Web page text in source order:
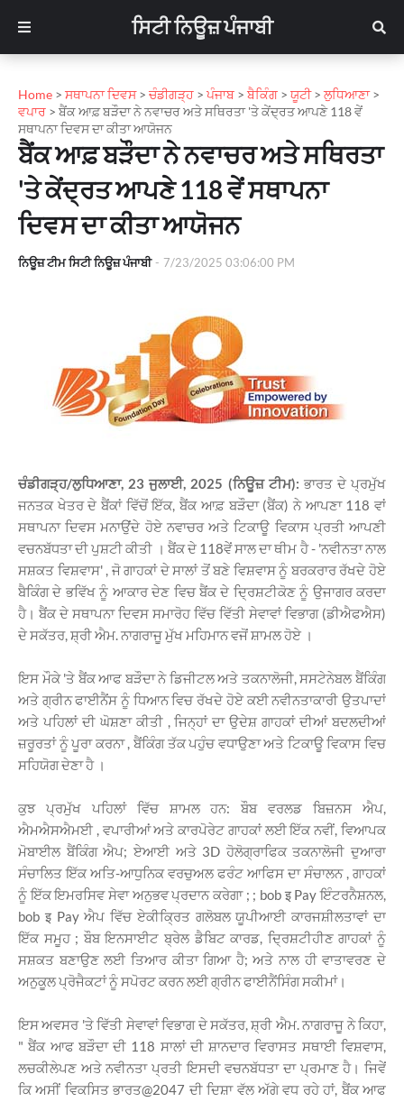
ਸਿਟੀ ਨਿਊਜ਼ ਪੰਜਾਬੀ
Home > ਸਥਾਪਨਾ ਦਿਵਸ> ਚੰਡੀਗੜ੍ਹ > ਪੰਜਾਬ > ਬੈਕਿੰਗ > ਯੂਟੀ>ਲੁਧਿਆਣਾ>
ਵਪਾਰ > ਬੈਂਕ ਆਫ਼ ਬੜੌਦਾ ਨੇ ਨਵਾਚਰ ਅਤੇ ਸਥਿਰਤਾ 'ਤੇ ਕੇਂਦ੍ਰਤ ਆਪਣੇ 118 ਵੇਂ
ਸਥਾਪਨਾ ਦਿਵਸ ਦਾ ਕੀਤਾ ਆਯੋਜਨ
ਬੈਂਕ ਆਫ਼ ਬੜੌਦਾ ਨੇ ਨਵਾਚਰ ਅਤੇ ਸਥਿਰਤਾ
'ਤੇ ਕੇਂਦ੍ਰਤ ਆਪਣੇ 118 ਵੇਂ ਸਥਾਪਨਾ
ਦਿਵਸ ਦਾ ਕੀਤਾ ਆਯੋਜਨ
ਨਿਊਜ਼ ਟੀਮ ਸਿਟੀ ਨਿਊਜ਼ ਪੰਜਾਬੀ - 7/23/2025 03:06:00 PM
ਚੰਡੀਗੜ੍ਹ/ਲੁਧਿਆਣਾ, 23 ਜੁਲਾਈ, 2025 (ਨਿਊਜ਼ ਟੀਮ): ਭਾਰਤ ਦੇ ਪ੍ਰਮੁੱਖ
ਜਨਤਕ ਖੇਤਰ ਦੇ ਬੈਂਕਾਂ ਵਿੱਚੋਂ ਇੱਕ, ਬੈਂਕ ਆਫ਼ ਬੜੌਦਾ (ਬੈਂਕ) ਨੇ ਆਪਣਾ 118 ਵਾਂ
ਸਥਾਪਨਾ ਦਿਵਸ ਮਨਾਉਂਦੇ ਹੋਏ ਨਵਾਚਰ ਅਤੇ ਟਿਕਾਊ ਵਿਕਾਸ ਪ੍ਰਤੀ ਆਪਣੀ
ਵਚਨਬੱਧਤਾ ਦੀ ਪੁਸ਼ਟੀ ਕੀਤੀ । ਬੈਂਕ ਦੇ 118ਵੇਂ ਸਾਲ ਦਾ ਥੀਮ ਹੈ - 'ਨਵੀਨਤਾ ਨਾਲ
ਸਸ਼ਕਤ ਵਿਸ਼ਵਾਸ' , ਜੋ ਗਾਹਕਾਂ ਦੇ ਸਾਲਾਂ ਤੋਂ ਬਣੇ ਵਿਸ਼ਵਾਸ ਨੂੰ ਬਰਕਰਾਰ ਰੱਖਦੇ ਹੋਏ
ਬੈਕਿੰਗ ਦੇ ਭਵਿੱਖ ਨੂੰ ਆਕਾਰ ਦੇਣ ਵਿਚ ਬੈਂਕ ਦੇ ਦ੍ਰਿਸ਼ਟੀਕੋਣ ਨੂੰ ਉਜਾਗਰ ਕਰਦਾ
ਹੈ। ਬੈਂਕ ਦੇ ਸਥਾਪਨਾ ਦਿਵਸ ਸਮਾਰੋਹ ਵਿੱਚ ਵਿੱਤੀ ਸੇਵਾਵਾਂ ਵਿਭਾਗ (ਡੀਐਫਐਸ)
ਦੇ ਸਕੱਤਰ, ਸ਼੍ਰੀ ਐਮ. ਨਾਗਰਾਜੂ ਮੁੱਖ ਮਹਿਮਾਨ ਵਜੋਂ ਸ਼ਾਮਲ ਹੋਏ ।
ਇਸ ਮੌਕੇ 'ਤੇ ਬੈਂਕ ਆਫ ਬੜੌਦਾ ਨੇ ਡਿਜੀਟਲ ਅਤੇ ਤਕਨਾਲੋਜੀ, ਸਸਟੇਨੇਬਲ ਬੈਂਕਿੰਗ
ਅਤੇ ਗ੍ਰੀਨ ਫਾਈਨੈਂਸ ਨੂੰ ਧਿਆਨ ਵਿਚ ਰੱਖਦੇ ਹੋਏ ਕਈ ਨਵੀਨਤਾਕਾਰੀ ਉਤਪਾਦਾਂ
ਅਤੇ ਪਹਿਲਾਂ ਦੀ ਘੋਸ਼ਣਾ ਕੀਤੀ , ਜਿਨ੍ਹਾਂ ਦਾ ਉਦੇਸ਼ ਗਾਹਕਾਂ ਦੀਆਂ ਬਦਲਦੀਆਂ
ਜ਼ਰੂਰਤਾਂ ਨੂੰ ਪੂਰਾ ਕਰਨਾ , ਬੈਂਕਿੰਗ ਤੱਕ ਪਹੁੰਚ ਵਧਾਉਣਾ ਅਤੇ ਟਿਕਾਊ ਵਿਕਾਸ ਵਿਚ
ਸਹਿਯੋਗ ਦੇਣਾ ਹੈ ।
ਕੁਝ ਪ੍ਰਮੁੱਖ ਪਹਿਲਾਂ ਵਿੱਚ ਸ਼ਾਮਲ ਹਨ: ਬੌਬ ਵਰਲਡ ਬਿਜ਼ਨਸ ਐਪ,
ਐਮਐਸਐਮਈ , ਵਪਾਰੀਆਂ ਅਤੇ ਕਾਰਪੋਰੇਟ ਗਾਹਕਾਂ ਲਈ ਇੱਕ ਨਵੀਂ, ਵਿਆਪਕ
ਮੋਬਾਈਲ ਬੈਂਕਿੰਗ ਐਪ; ਏਆਈ ਅਤੇ 3D ਹੋਲੋਗ੍ਰਾਫਿਕ ਤਕਨਾਲੋਜੀ ਦੁਆਰਾ
ਸੰਚਾਲਿਤ ਇੱਕ ਅਤਿ-ਆਧੁਨਿਕ ਵਰਚੁਅਲ ਫਰੰਟ ਆਫਿਸ ਦਾ ਸੰਚਾਲਨ , ਗਾਹਕਾਂ
ਨੂੰ ਇੱਕ ਇਮਰਸਿਵ ਸੇਵਾ ਅਨੁਭਵ ਪ੍ਰਦਾਨ ਕਰੇਗਾ ; ; bob इ Pay ਇੰਟਰਨੈਸ਼ਨਲ,
bob इ Pay ਐਪ ਵਿੱਚ ਏਕੀਕ੍ਰਿਤ ਗਲੋਬਲ ਯੂਪੀਆਈ ਕਾਰਜਸ਼ੀਲਤਾਵਾਂ ਦਾ
ਇੱਕ ਸਮੂਹ ; ਬੌਬ ਇਨਸਾਈਟ ਬ੍ਰੇਲ ਡੈਬਿਟ ਕਾਰਡ, ਦ੍ਰਿਸ਼ਟੀਹੀਣ ਗਾਹਕਾਂ ਨੂੰ
ਸਸ਼ਕਤ ਬਣਾਉਣ ਲਈ ਤਿਆਰ ਕੀਤਾ ਗਿਆ ਹੈ; ਅਤੇ ਨਾਲ ਹੀ ਵਾਤਾਵਰਣ ਦੇ
ਅਨੁਕੂਲ ਪ੍ਰੋਜੈਕਟਾਂ ਨੂੰ ਸਪੋਰਟ ਕਰਨ ਲਈ ਗ੍ਰੀਨ ਫਾਈਨੈਂਸਿੰਗ ਸਕੀਮਾਂ।
ਇਸ ਅਵਸਰ 'ਤੇ ਵਿੱਤੀ ਸੇਵਾਵਾਂ ਵਿਭਾਗ ਦੇ ਸਕੱਤਰ, ਸ਼੍ਰੀ ਐਮ. ਨਾਗਰਾਜੂ ਨੇ ਕਿਹਾ,
" ਬੈਂਕ ਆਫ ਬੜੌਦਾ ਦੀ 118 ਸਾਲਾਂ ਦੀ ਸ਼ਾਨਦਾਰ ਵਿਰਾਸਤ ਸਥਾਈ ਵਿਸ਼ਵਾਸ,
ਲਚਕੀਲੇਪਣ ਅਤੇ ਨਵੀਨਤਾ ਪ੍ਰਤੀ ਇਸਦੀ ਵਚਨਬੱਧਤਾ ਦਾ ਪ੍ਰਮਾਣ ਹੈ। ਜਿਵੇਂ
ਕਿ ਅਸੀਂ ਵਿਕਸਿਤ ਭਾਰਤ@2047 ਦੀ ਦਿਸ਼ਾ ਵੱਲ ਅੱਗੇ ਵਧ ਰਹੇ ਹਾਂ, ਬੈਂਕ ਆਫ